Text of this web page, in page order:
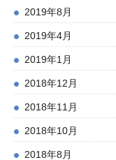
2019年8月
2019年4月
2019年1月
2018年12月
2018年11月
2018年10月
2018年8月